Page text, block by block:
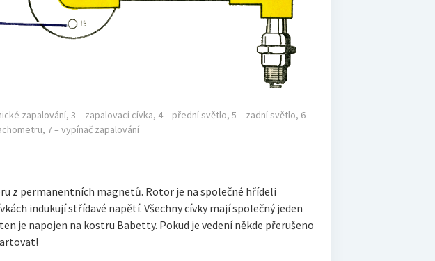
zapalování, 3 – zapalovací cívka, 4 – přední světlo, 5 – zadní světlo, 6 –
7 – vypínač zapalování
z permanentních magnetů. Rotor je na společné hřídeli
indukují střídavé napětí. Všechny cívky mají společný jeden
je napojen na kostru Babetty. Pokud je vedení někde přerušeno